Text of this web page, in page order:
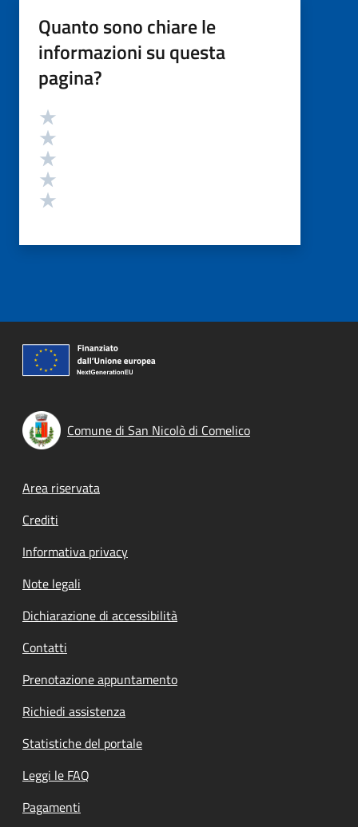
Quanto sono chiare le
informazioni su questa
pagina?
Valutazione
Comune di San Nicolò di Comelico
Footer menu
Area riservata
Crediti
Informativa privacy
Note legali
Dichiarazione di accessibilità
Contatti
Prenotazione appuntamento
Richiedi assistenza
Statistiche del portale
Leggi le FAQ
Pagamenti